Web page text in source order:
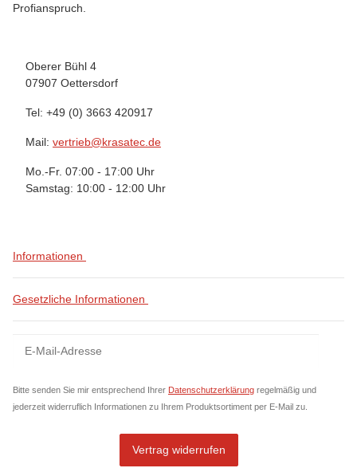
Profianspruch.
Oberer Bühl 4
07907 Oettersdorf
Tel: +49 (0) 3663 420917
Mail: vertrieb@krasatec.de
Mo.-Fr. 07:00 - 17:00 Uhr
Samstag: 10:00 - 12:00 Uhr
Informationen
Gesetzliche Informationen
Newsletter Abonnieren
Bitte senden Sie mir entsprechend Ihrer Datenschutzerklärung regelmäßig und
jederzeit widerruflich Informationen zu Ihrem Produktsortiment per E-Mail zu.
Vertrag widerrufen